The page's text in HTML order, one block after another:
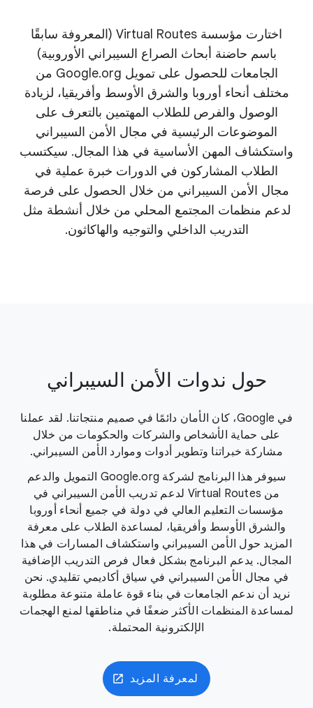
اختارت مؤسسة Virtual Routes (المعروفة سابقًا
باسم حاضنة أبحاث الصراع السيبراني الأوروبية)
الجامعات للحصول على تمويل Google.org من
مختلف أنحاء أوروبا والشرق الأوسط وأفريقيا، لزيادة
الوصول والفرص للطلاب المهتمين بالتعرف على
الموضوعات الرئيسية في مجال الأمن السيبراني
واستكشاف المهن الأساسية في هذا المجال. سيكتسب
الطلاب المشاركون في الدورات خبرة عملية في
مجال الأمن السيبراني من خلال الحصول على فرصة
لدعم منظمات المجتمع المحلي من خلال أنشطة مثل
التدريب الداخلي والتوجيه والهاكاثون.
حول ندوات الأمن السيبراني
في Google، كان الأمان دائمًا في صميم منتجاتنا. لقد عملنا
على حماية الأشخاص والشركات والحكومات من خلال
مشاركة خبراتنا وتطوير أدوات وموارد الأمن السيبراني.
سيوفر هذا البرنامج لشركة Google.org التمويل والدعم
من Virtual Routes لدعم تدريب الأمن السيبراني في
مؤسسات التعليم العالي في دولة في جميع أنحاء أوروبا
والشرق الأوسط وأفريقيا، لمساعدة الطلاب على معرفة
المزيد حول الأمن السيبراني واستكشاف المسارات في هذا
المجال. يدعم البرنامج بشكل فعال فرص التدريب الإضافية
في مجال الأمن السيبراني في سياق أكاديمي تقليدي. نحن
نريد أن ندعم الجامعات في بناء قوة عاملة متنوعة مطلوبة
لمساعدة المنظمات الأكثر ضعفًا في مناطقها لمنع الهجمات
الإلكترونية المحتملة.
لمعرفة المزيد